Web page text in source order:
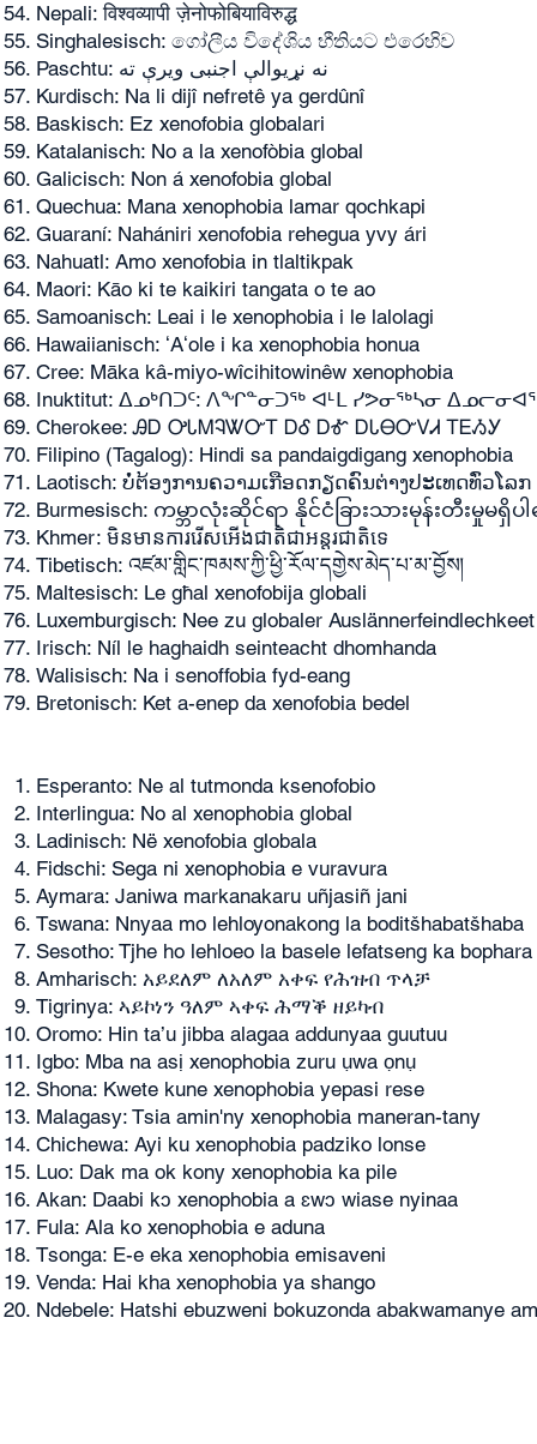
Nepali: विश्वव्यापी ज़ेनोफोबियाविरुद्ध
Singhalesisch: ගෝලීය විදේශිය භීතියට එරෙහිව
Paschtu: نه نړیوالې اجنبی ویرې ته
Kurdisch: Na li dijî nefretê ya gerdûnî
Baskisch: Ez xenofobia globalari
Katalanisch: No a la xenofòbia global
Galicisch: Non á xenofobia global
Quechua: Mana xenophobia lamar qochkapi
Guaraní: Nahániri xenofobia rehegua yvy ári
Nahuatl: Amo xenofobia in tlaltikpak
Maori: Kāo ki te kaikiri tangata o te ao
Samoanisch: Leai i le xenophobia i le lalolagi
Hawaiianisch: ʻAʻole i ka xenophobia honua
Cree: Māka kâ-miyo-wîcihitowinêw xenophobia
Inuktitut: ᐃᓄᒃᑎᑐᑦ: ᐱᖏᓐᓂᑐᖅ ᐊᒻᒪ ᓯᕗᓂᖅᓴᓂ
Cherokee: ᎯᎠ ᎤᏓᎷᎸᏔᏅᎢ ᎠᎴ ᎠᎹ ᎠᏓᎾᏅᏙᏗ ᎢᎬᏱᎩ
Filipino (Tagalog): Hindi sa pandaigdigang xenophobia
Laotisch: ບໍ່ຕ້ອງການຄວາມເກືອດກຽດຄົນຕ່າງປະເທດທົ່ວໂລກ
Burmesisch: ကမ္ဘာလုံးဆိုင်ရာ နိုင်ငံခြားသားမုန်းတီးမှုမရှိပ
Khmer: មិនមានការរើសអើងជាតិជាអន្តរជាតិទេ
Tibetisch: འཛམ་གླིང་ཁམས་ཀྱི་ཕྱི་རོལ་དགྱེས་མེད་པ་མ་བྱོས།
Maltesisch: Le għal xenofobija globali
Luxemburgisch: Nee zu globaler Auslännerfeindlechkeet
Irisch: Níl le haghaidh seinteacht dhomhanda
Walisisch: Na i senoffobia fyd-eang
Bretonisch: Ket a-enep da xenofobia bedel
Esperanto: Ne al tutmonda ksenofobio
Interlingua: No al xenophobia global
Ladinisch: Në xenofobia globala
Fidschi: Sega ni xenophobia e vuravura
Aymara: Janiwa markanakaru uñjasiñ jani
Tswana: Nnyaa mo lehloyonakong la boditšhabatšhaba
Sesotho: Tjhe ho lehloeo la basele lefatseng ka bophara
Amharisch: አይደለም ለአለም አቀፍ የሕዝብ ጥላቻ
Tigrinya: ኣይኮነን ዓለም ኣቀፍ ሕማቕ ዘይካብ
Oromo: Hin ta’u jibba alagaa addunyaa guutuu
Igbo: Mba na asị xenophobia zuru ụwa ọnụ
Shona: Kwete kune xenophobia yepasi rese
Malagasy: Tsia amin'ny xenophobia maneran-tany
Chichewa: Ayi ku xenophobia padziko lonse
Luo: Dak ma ok kony xenophobia ka pile
Akan: Daabi kɔ xenophobia a ɛwɔ wiase nyinaa
Fula: Ala ko xenophobia e aduna
Tsonga: E-e eka xenophobia emisaveni
Venda: Hai kha xenophobia ya shango
Ndebele: Hatshi ebuzweni bokuzonda abakwamanye